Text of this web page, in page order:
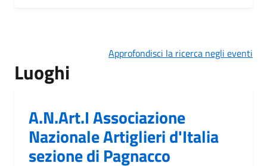
Approfondisci la ricerca negli eventi
Luoghi
A.N.Art.I Associazione
Nazionale Artiglieri d'Italia
sezione di Pagnacco